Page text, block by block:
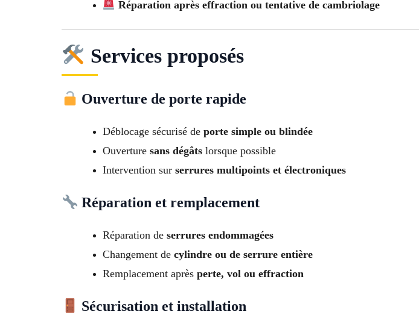
Réparation après effraction ou tentative de cambriolage
Services proposés
Ouverture de porte rapide
Déblocage sécurisé de porte simple ou blindée
Ouverture sans dégâts lorsque possible
Intervention sur serrures multipoints et électroniques
Réparation et remplacement
Réparation de serrures endommagées
Changement de cylindre ou de serrure entière
Remplacement après perte, vol ou effraction
Sécurisation et installation